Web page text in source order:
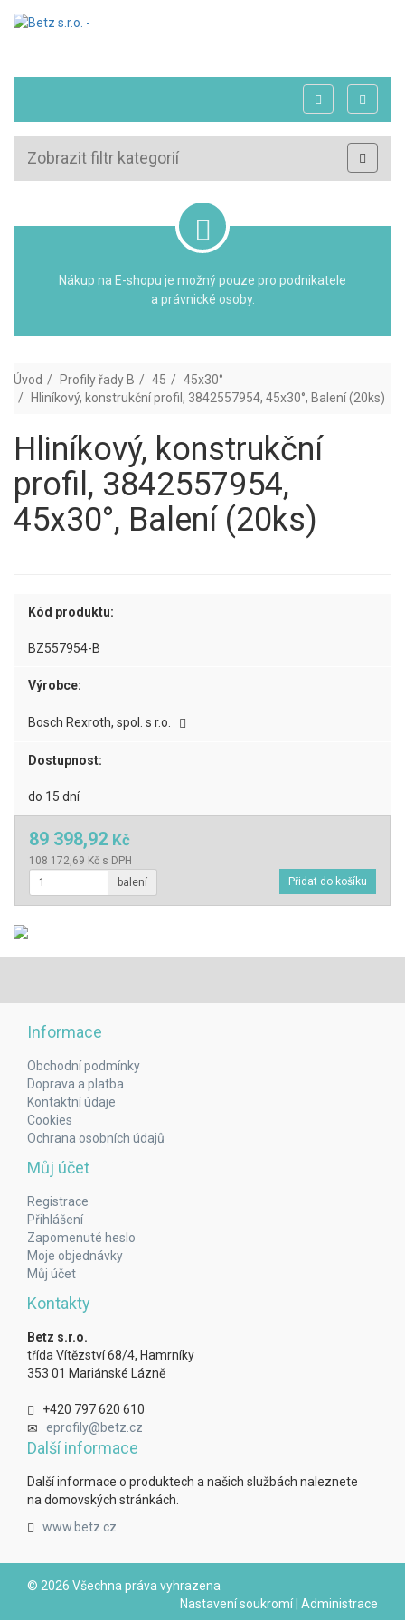
Zobrazit filtr kategorií
Nákup na E-shopu je možný pouze pro podnikatele
a právnické osoby.
Úvod Profily řady B 45
45x30°
Hliníkový, konstrukční profil, 3842557954, 45x30°, Balení (20ks)
Hliníkový, konstrukční
profil, 3842557954,
45x30°, Balení (20ks)
Kód produktu:
BZ557954-B
Výrobce:
Bosch Rexroth, spol. s r.o.
Dostupnost:
do 15 dní
89 398,92 Kč
108 172,69 Kč s DPH
balení
Informace
Obchodní podmínky
Doprava a platba
Kontaktní údaje
Cookies
Ochrana osobních údajů
Můj účet
Registrace
Přihlášení
Zapomenuté heslo
Moje objednávky
Můj účet
Kontakty
Betz s.r.o.
třída Vítězství 68/4, Hamrníky
353 01 Mariánské Lázně
+420 797 620 610
eprofily@betz.cz
Další informace
Další informace o produktech a našich službách naleznete
na domovských stránkách.
www.betz.cz
© 2026 Všechna práva vyhrazena
Nastavení soukromí| Administrace